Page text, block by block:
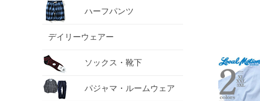
ハーフパンツ
デイリーウェアー
ソックス・靴下
パジャマ・ルームウェア